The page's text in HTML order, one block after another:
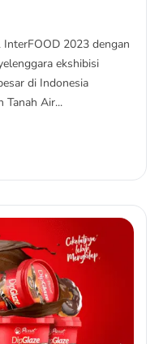
2023 dengan
ekshibisi
di Indonesia
Tanah Air...